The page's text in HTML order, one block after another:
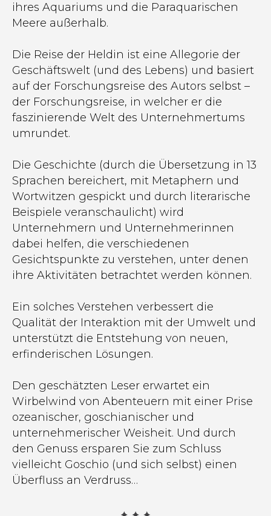
ihres Aquariums und die Paraquarischen
Meere außerhalb.
Die Reise der Heldin ist eine Allegorie der
Geschäftswelt (und des Lebens) und basiert
auf der Forschungsreise des Autors selbst –
der Forschungsreise, in welcher er die
faszinierende Welt des Unternehmertums
umrundet.
Die Geschichte (durch die Übersetzung in 13
Sprachen bereichert, mit Metaphern und
Wortwitzen gespickt und durch literarische
Beispiele veranschaulicht) wird
Unternehmern und Unternehmerinnen
dabei helfen, die verschiedenen
Gesichtspunkte zu verstehen, unter denen
ihre Aktivitäten betrachtet werden können.
Ein solches Verstehen verbessert die
Qualität der Interaktion mit der Umwelt und
unterstützt die Entstehung von neuen,
erfinderischen Lösungen.
Den geschätzten Leser erwartet ein
Wirbelwind von Abenteuern mit einer Prise
ozeanischer, goschianischer und
unternehmerischer Weisheit. Und durch
den Genuss ersparen Sie zum Schluss
vielleicht Goschio (und sich selbst) einen
Überfluss an Verdruss…